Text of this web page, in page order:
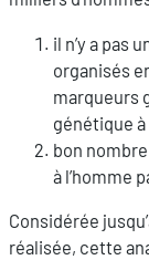
il n’y a pas
organisés
marqueurs
génétique
bon
à l’homme
Considérée
réalisée, cette